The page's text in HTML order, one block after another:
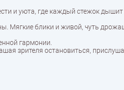
и уюта, где каждый стежок дышит
Мягкие блики и живой, чуть
гармонии.
зрителя остановиться,